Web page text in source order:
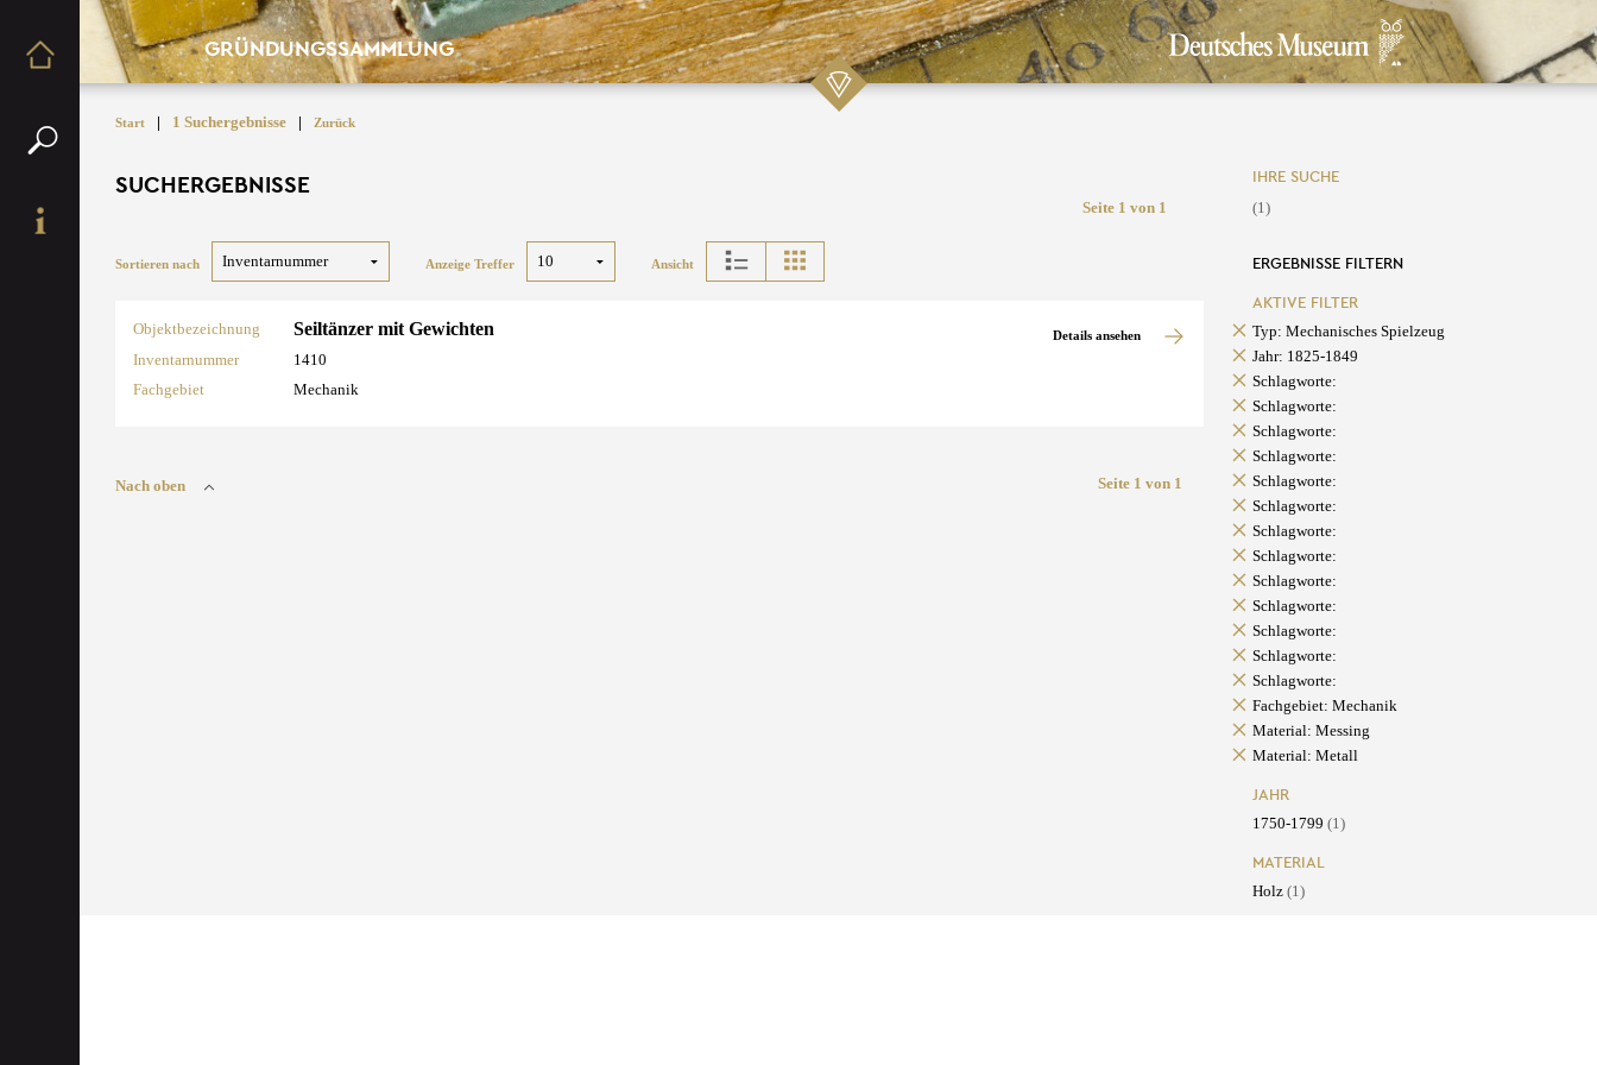
GRÜNDUNGSSAMMLUNG
Start | 1 Suchergebnisse | Zurück
SUCHERGEBNISSE
Seite 1 von 1
Sortieren nach Anzeige Treffer Ansicht
Objektbezeichnung Seiltänzer mit Gewichten
Inventarnummer
1410
Fachgebiet
Mechanik
Details ansehen
Nach oben Seite 1 von 1
IHRE SUCHE
(1)
ERGEBNISSE FILTERN
AKTIVE FILTER
Typ: Mechanisches Spielzeug
Jahr: 1825-1849
Schlagworte:
Schlagworte:
Schlagworte:
Schlagworte:
Schlagworte:
Schlagworte:
Schlagworte:
Schlagworte:
Schlagworte:
Schlagworte:
Schlagworte:
Schlagworte:
Schlagworte:
Fachgebiet: Mechanik
Material: Messing
Material: Metall
JAHR
1750-1799 (1)
MATERIAL
Holz (1)